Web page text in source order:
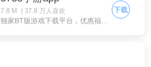
7.8 M | 37.8 万人喜欢
独家BT版游戏下载平台，优惠福利享不停
下载